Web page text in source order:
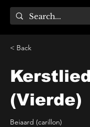
< Back
(Vierde)
Beiaard (carillon)